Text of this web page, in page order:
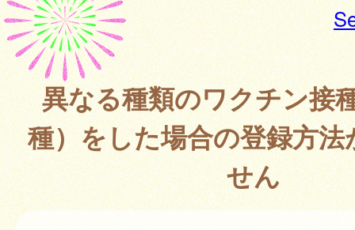
異なる種類のワクチン接
種）をした場合の登録方
せん